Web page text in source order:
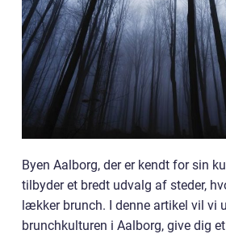
Byen Aalborg, der er kendt for sin
tilbyder et bredt udvalg af steder,
lækker brunch. I denne artikel vil vi
brunchkulturen i Aalborg, give dig